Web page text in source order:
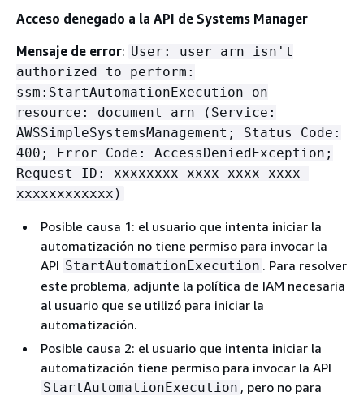
Acceso denegado a la API de Systems Manager
Mensaje de error: User: user arn isn't
authorized to perform:
ssm:StartAutomationExecution on
resource: document arn (Service:
AWSSimpleSystemsManagement; Status Code:
400; Error Code: AccessDeniedException;
Request ID: xxxxxxxx-xxxx-xxxx-xxxx-
xxxxxxxxxxxx)
Posible causa 1: el usuario que intenta iniciar la
automatización no tiene permiso para invocar la
API StartAutomationExecution . Para resolver
este problema, adjunte la política de IAM necesaria
al usuario que se utilizó para iniciar la
automatización.
Posible causa 2: el usuario que intenta iniciar la
automatización tiene permiso para invocar la API
StartAutomationExecution , pero no para